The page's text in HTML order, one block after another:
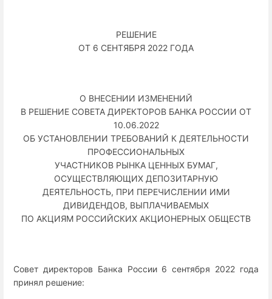
РЕШЕНИЕ
ОТ 6 СЕНТЯБРЯ 2022 ГОДА
О ВНЕСЕНИИ ИЗМЕНЕНИЙ
В РЕШЕНИЕ СОВЕТА ДИРЕКТОРОВ БАНКА РОССИИ ОТ
10.06.2022
ОБ УСТАНОВЛЕНИИ ТРЕБОВАНИЙ К ДЕЯТЕЛЬНОСТИ
ПРОФЕССИОНАЛЬНЫХ
УЧАСТНИКОВ РЫНКА ЦЕННЫХ БУМАГ,
ОСУЩЕСТВЛЯЮЩИХ ДЕПОЗИТАРНУЮ
ДЕЯТЕЛЬНОСТЬ, ПРИ ПЕРЕЧИСЛЕНИИ ИМИ
ДИВИДЕНДОВ, ВЫПЛАЧИВАЕМЫХ
ПО АКЦИЯМ РОССИЙСКИХ АКЦИОНЕРНЫХ ОБЩЕСТВ
Совет директоров Банка России 6 сентября 2022 года
принял решение: